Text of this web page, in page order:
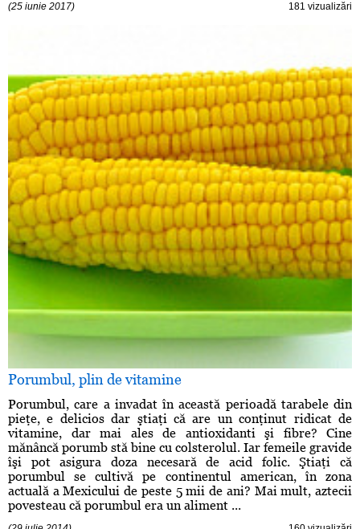
(25 iunie 2017) 181 vizualizări
Porumbul, plin de vitamine
Porumbul, care a invadat în această perioadă tarabele din
pieţe, e delicios dar ştiaţi că are un conţinut ridicat de
vitamine, dar mai ales de antioxidanti şi fibre? Cine
mănâncă porumb stă bine cu colsterolul. Iar femeile gravide
îşi pot asigura doza necesară de acid folic. Ştiaţi că
porumbul se cultivă pe continentul american, în zona
actuală a Mexicului de peste 5 mii de ani? Mai mult, aztecii
povesteau că porumbul era un aliment ...